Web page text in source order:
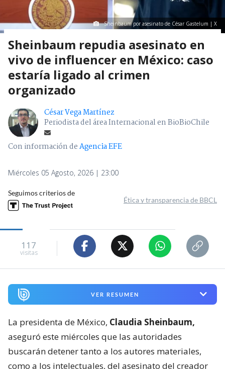
Sheinbaum por asesinato de César Gastelum | X
Sheinbaum repudia asesinato en
vivo de influencer en México: caso
estaría ligado al crimen
organizado
César Vega Martínez
Periodista del área Internacional en BioBioChile
Con información deAgencia EFE
Miércoles 05 Agosto, 2026 | 23:00
Seguimos criterios de
Ética y transparencia de BBCL
117
visitas
VER RESUMEN
La presidenta de México, Claudia Sheinbaum,
aseguró este miércoles que las autoridades
buscarán detener tanto a los autores materiales,
como a los intelectuales, del asesinato del creador